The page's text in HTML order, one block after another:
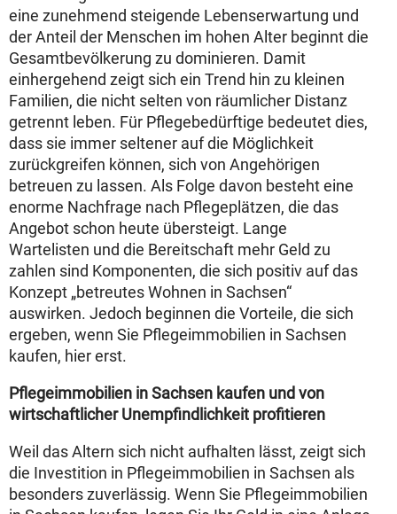
eine zunehmend steigende Lebenserwartung und
der Anteil der Menschen im hohen Alter beginnt die
Gesamtbevölkerung zu dominieren. Damit
einhergehend zeigt sich ein Trend hin zu kleinen
Familien, die nicht selten von räumlicher Distanz
getrennt leben. Für Pflegebedürftige bedeutet dies,
dass sie immer seltener auf die Möglichkeit
zurückgreifen können, sich von Angehörigen
betreuen zu lassen. Als Folge davon besteht eine
enorme Nachfrage nach Pflegeplätzen, die das
Angebot schon heute übersteigt. Lange
Wartelisten und die Bereitschaft mehr Geld zu
zahlen sind Komponenten, die sich positiv auf das
Konzept „betreutes Wohnen in Sachsen“
auswirken. Jedoch beginnen die Vorteile, die sich
ergeben, wenn Sie Pflegeimmobilien in Sachsen
kaufen, hier erst.
Pflegeimmobilien in Sachsen kaufen und von
wirtschaftlicher Unempfindlichkeit profitieren
Weil das Altern sich nicht aufhalten lässt, zeigt sich
die Investition in Pflegeimmobilien in Sachsen als
besonders zuverlässig. Wenn Sie Pflegeimmobilien